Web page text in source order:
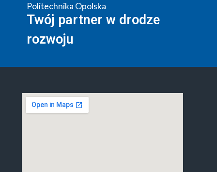
Politechnika Opolska
Twój partner w drodze
rozwoju